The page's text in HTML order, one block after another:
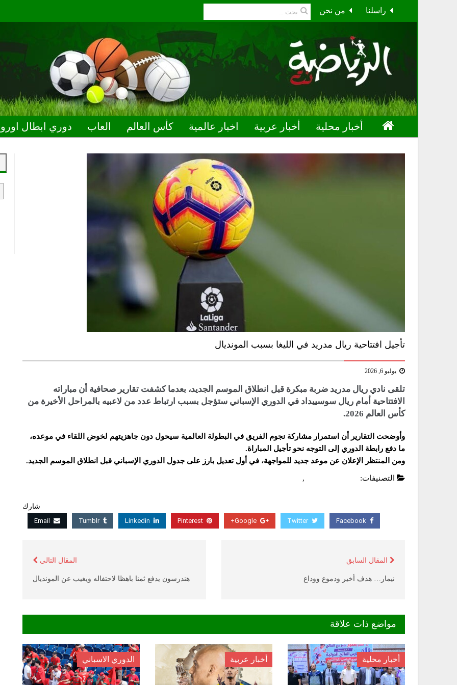
من نحن راسلنا
أخبار محلية أخبار عربية اخبار عالمية كأس العالم العاب دوري ابطال
تأجيل افتتاحية ريال مدريد في الليغا بسبب المونديال
يوليو 6, 2026
تلقى نادي ​ريال مدريد​ ضربة مبكرة قبل انطلاق الموسم الجديد، بعدما كشفت تقارير صحافية أن مباراته
الافتتاحية أمام ​ريال سوسييداد​ في الدوري الإسباني ستؤجل بسبب ارتباط عدد من لاعبيه بالمراحل الأخيرة من
كأس العالم 2026.
وأوضحت التقارير أن استمرار مشاركة نجوم الفريق في البطولة العالمية سيحول دون جاهزيتهم لخوض اللقاء في موعده،
ما دفع رابطة الدوري إلى التوجه نحو تأجيل المباراة.
ومن المنتظر الإعلان عن موعد جديد للمواجهة، في أول تعديل بارز على جدول الدوري الإسباني قبل انطلاق الموسم الجديد.
التصنيفات: ,
شارك
Facebook
Twitter
Google+
Pinterest
Linkedin
Tumblr
Email
المقال السابق
نيمار… هدف أخير ودموع ووداع
المقال التالي
هندرسون يدفع ثمنا باهظا لاحتفاله ويغيب عن المونديال
مواضع ذات علاقة
أخبار محلية أخبار عربية الدوري الاسباني